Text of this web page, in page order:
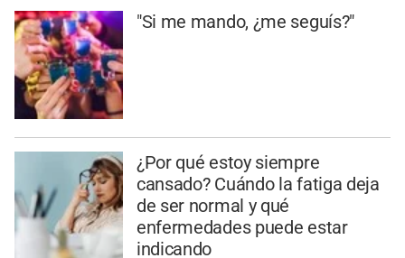
"Si me mando, ¿me seguís?"
¿Por qué estoy siempre
cansado? Cuándo la fatiga deja
de ser normal y qué
enfermedades puede estar
indicando